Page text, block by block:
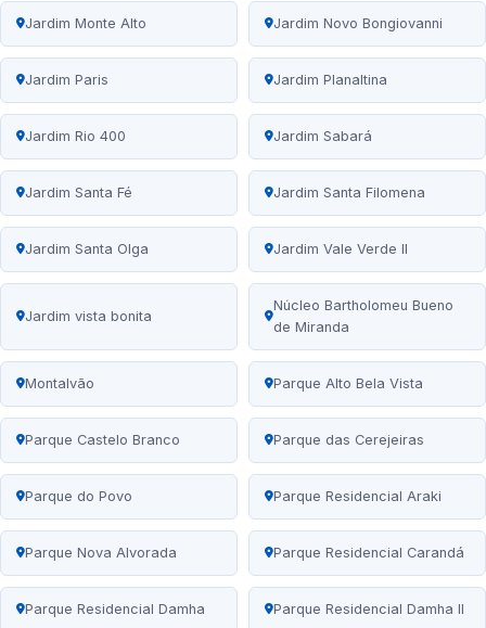
Jardim Monte Alto Jardim Novo Bongiovanni
Jardim Paris Jardim Planaltina
Jardim Rio 400 Jardim Sabará
Jardim Santa Fé Jardim Santa Filomena
Jardim Santa Olga Jardim Vale Verde II
Jardim vista bonita
Núcleo Bartholomeu Bueno
de Miranda
Montalvão Parque Alto Bela Vista
Parque Castelo Branco Parque das Cerejeiras
Parque do Povo Parque Residencial Araki
Parque Nova Alvorada Parque Residencial Carandá
Parque Residencial Damha Parque Residencial Damha II